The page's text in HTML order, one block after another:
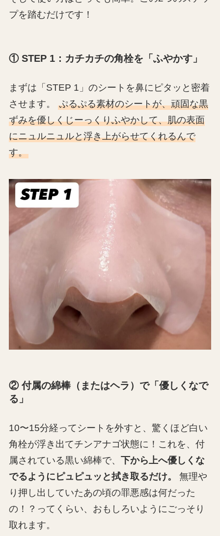
プを踏むだけです！
① STEP 1：カチカチの角栓を「ふやかす」
まずは「STEP 1」のシートを鼻にピタッと密着
させます。 ぷるぷる素材のシートが、頑固な黒
ずみを優しくじーっくりふやかして、肌の表面
にニュルニュルと浮き上がらせてくれるんで
す。
② 付属の綿棒（またはヘラ）で「優しくなで
る」
10〜15分経ってシートを外すと、驚くほど白い
角栓が浮き出てチンアナゴ状態に！これを、付
属されている黒い綿棒で、 下から上へ優しくな
でるようにピュピュッと拭き取るだけ。
無理や
り押し出していたあの頃の罪悪感は何だった
の！？ってくらい、おもしろいようにごっそり
取れます。